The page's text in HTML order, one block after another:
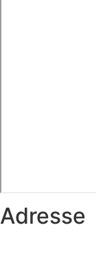
Adresse